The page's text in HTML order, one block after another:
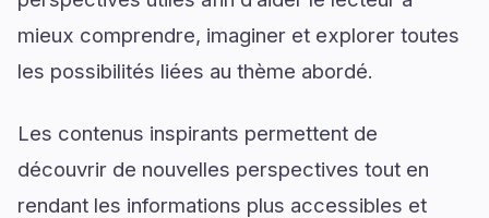
mieux comprendre, imaginer et explorer toutes
les possibilités liées au thème abordé.
Les contenus inspirants permettent de
découvrir de nouvelles perspectives tout en
rendant les informations plus accessibles et